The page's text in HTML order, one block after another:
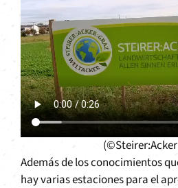
Además de los conocimientos
hay varias estaciones para el